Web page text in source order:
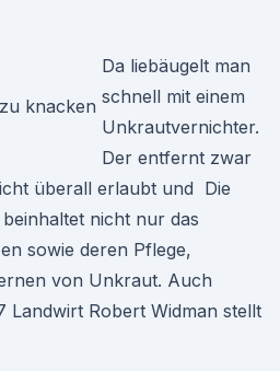
Da liebäugelt man
schnell mit einem
Unkrautvernichter.
Der entfernt zwar
überall erlaubt und Die
nicht nur das
sowie deren Pflege,
von Unkraut. Auch
Landwirt Robert Widman stellt